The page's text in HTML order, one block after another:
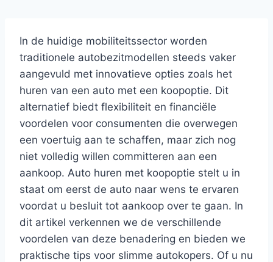
In de huidige mobiliteitssector worden
traditionele autobezitmodellen steeds vaker
aangevuld met innovatieve opties zoals het
huren van een auto met een koopoptie. Dit
alternatief biedt flexibiliteit en financiële
voordelen voor consumenten die overwegen
een voertuig aan te schaffen, maar zich nog
niet volledig willen committeren aan een
aankoop. Auto huren met koopoptie stelt u in
staat om eerst de auto naar wens te ervaren
voordat u besluit tot aankoop over te gaan. In
dit artikel verkennen we de verschillende
voordelen van deze benadering en bieden we
praktische tips voor slimme autokopers. Of u nu